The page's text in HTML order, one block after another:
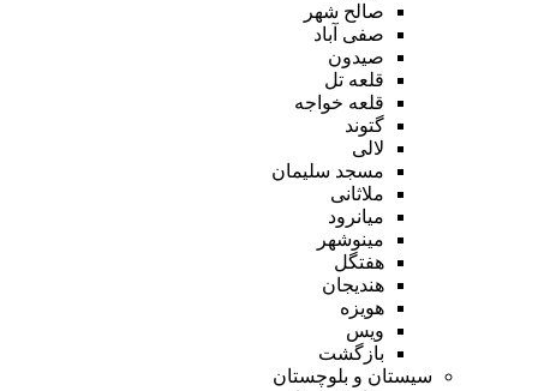
صالح شهر
صفی آباد
صیدون
قلعه تل
قلعه خواجه
گتوند
لالی
مسجد سلیمان
ملاثانی
میانرود
مینوشهر
هفتگل
هندیجان
هویزه
ویس
بازگشت
سیستان و بلوچستان